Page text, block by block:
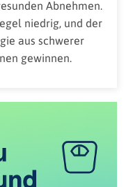
Abnehmen.
niedrig, und der
aus schwerer
gewinnen.